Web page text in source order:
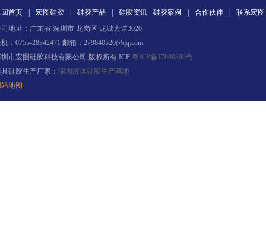
果冻胶
首页 宏图硅胶 硅胶产品 硅胶资讯 硅胶案例 合作伙伴
联系宏图
地址：广东省 深圳市 龙岗区 龙城大道3020
：0755-28342471 邮箱：279840520@qq.com
市宏图硅胶科技有限公司 版权所有 ICP:粤ICP备17099390号
硅胶生产厂家： 深圳液体硅胶生产基地
地图